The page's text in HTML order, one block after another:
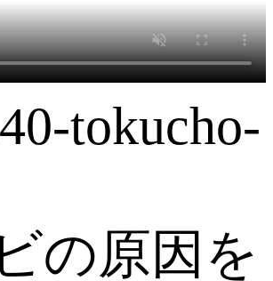
の原因を